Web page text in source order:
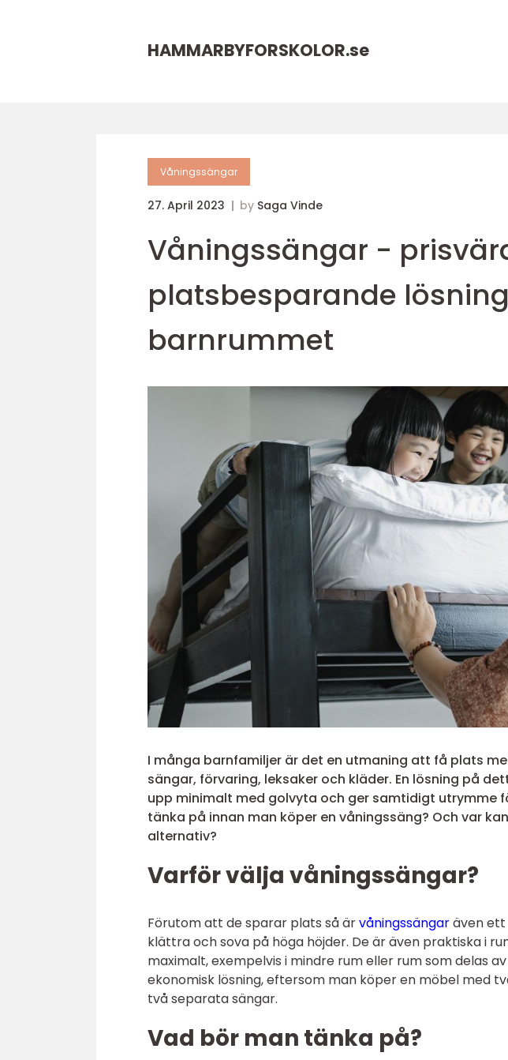
HAMMARBYFORSKOLOR.se
Våningssängar
27. April 2023 by Saga Vinde
Våningssängar -
platsbesparande
barnrummet
I många barnfamiljer är det en utmaning att få plats
sängar, förvaring, leksaker och kläder. En lösning på
upp minimalt med golvyta och ger samtidigt utrymme
tänka på innan man köper en våningssäng? Och var
alternativ?
Varför välja våningssängar?
Förutom att de sparar plats så ärvåningssängaräven
klättra och sova på höga höjder. De är även praktiska i
maximalt, exempelvis i mindre rum eller rum som delas
ekonomisk lösning, eftersom man köper en möbel med
två separata sängar.
Vad bör man tänka på?